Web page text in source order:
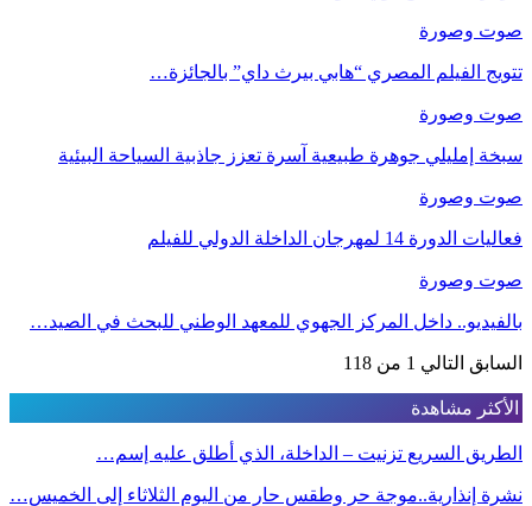
صوت وصورة
تتويج الفيلم المصري “هابي بيرث داي” بالجائزة…
صوت وصورة
سبخة إمليلي جوهرة طبيعية آسرة تعزز جاذبية السياحة البيئية
صوت وصورة
فعاليات الدورة 14 لمهرجان الداخلة الدولي للفيلم
صوت وصورة
بالفيديو.. داخل المركز الجهوي للمعهد الوطني للبحث في الصيد…
السابق التالي 1 من 118
الأكثر مشاهدة
الطريق السريع تزنيت – الداخلة، الذي أطلق عليه إسم…
نشرة إنذارية..موجة حر وطقس حار من اليوم الثلاثاء إلى الخميس…